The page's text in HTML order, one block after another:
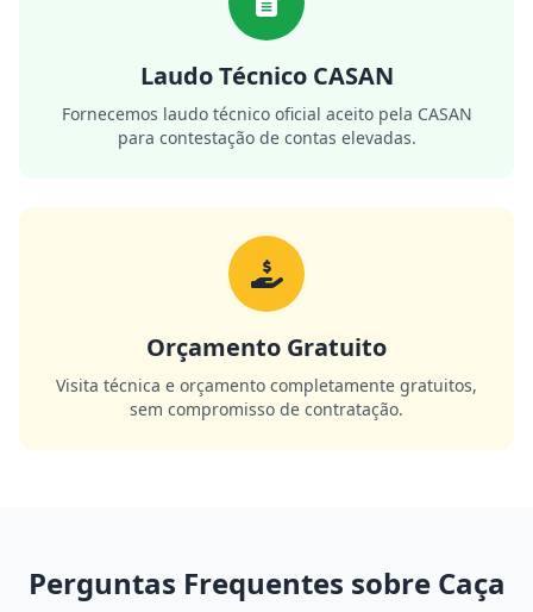
Laudo Técnico CASAN
Fornecemos laudo técnico oficial aceito pela CASAN
para contestação de contas elevadas.
Orçamento Gratuito
Visita técnica e orçamento completamente gratuitos,
sem compromisso de contratação.
Perguntas Frequentes sobre Caça